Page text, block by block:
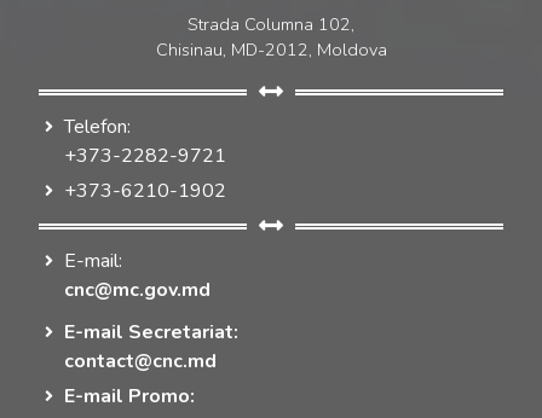
Strada Columna 102,
Chisinau, MD-2012, Moldova
Telefon:
+373-2282-9721
+373-6210-1902
E-mail:
cnc@mc.gov.md
E-mail Secretariat:
contact@cnc.md
E-mail Promo: